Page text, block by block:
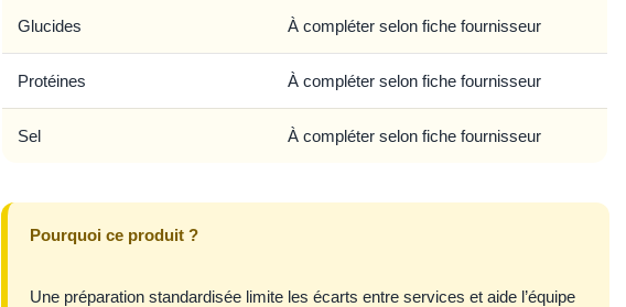
Glucides À compléter selon fiche fournisseur
Protéines À compléter selon fiche fournisseur
Sel À compléter selon fiche fournisseur
Pourquoi ce produit ?
Une préparation standardisée limite les écarts entre services et aide l’équipe